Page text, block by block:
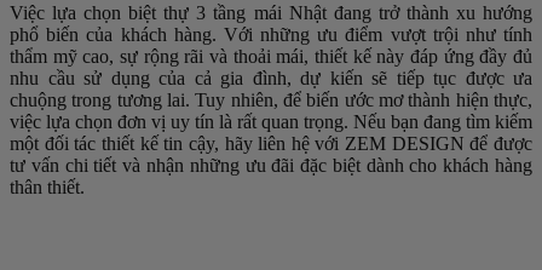
Việc lựa chọn biệt thự 3 tầng mái Nhật đang trở thành xu hướng
phổ biến của khách hàng. Với những ưu điểm vượt trội như tính
thẩm mỹ cao, sự rộng rãi và thoải mái, thiết kế này đáp ứng đầy đủ
nhu cầu sử dụng của cả gia đình, dự kiến sẽ tiếp tục được ưa
chuộng trong tương lai. Tuy nhiên, để biến ước mơ thành hiện thực,
việc lựa chọn đơn vị uy tín là rất quan trọng. Nếu bạn đang tìm kiếm
một đối tác thiết kế tin cậy, hãy liên hệ với ZEM DESIGN để được
tư vấn chi tiết và nhận những ưu đãi đặc biệt dành cho khách hàng
thân thiết.